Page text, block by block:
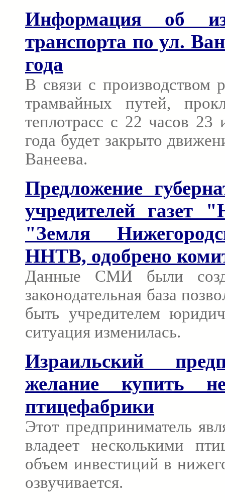
Информация об
транспорта по ул.
года
В связи с производством
трамвайных путей,
теплотрасс с 22 часов
года будет закрыто
Ванеева.
Предложение
учредителей газет
"Земля
ННТВ, одобрено
Данные СМИ были
законодательная база
быть учредителем
ситуация изменилась.
Израильский
желание купить
птицефабрики
Этот предприниматель
владеет несколькими
объем инвестиций в
озвучивается.